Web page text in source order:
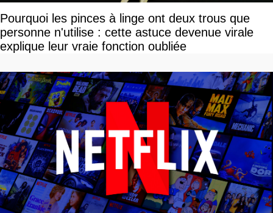
Pourquoi les pinces à linge ont deux trous que
personne n'utilise : cette astuce devenue virale
explique leur vraie fonction oubliée